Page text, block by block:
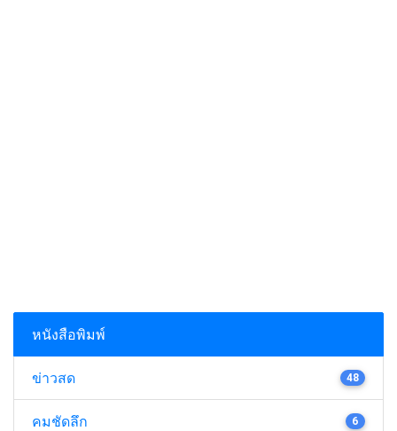
หนังสือพิมพ์
ข่าวสด 48
คมชัดลึก 6